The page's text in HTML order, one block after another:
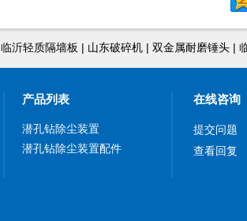
临沂轻质隔墙板 | 山东破碎机 | 双金属耐磨锤头 |
产品列表
潜孔钻除尘装置
潜孔钻除尘装置配件
在线咨询
提交问题
查看回复